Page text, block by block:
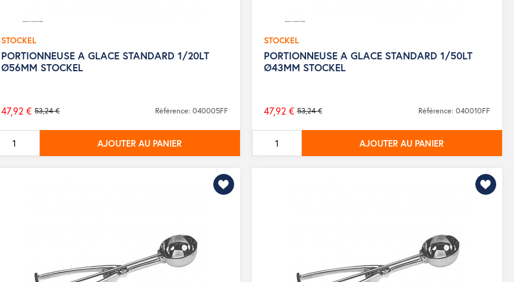
STOCKEL
PORTIONNEUSE A GLACE STANDARD 1/20LT
Ø56MM STOCKEL
Prix
de
base
53,24 €
47,92 € Référence: 040005FF
AJOUTER AU PANIER
STOCKEL
PORTIONNEUSE A GLACE STANDARD 1/50LT
Ø43MM STOCKEL
Prix
de
base
53,24 €
47,92 € Référence: 040010FF
AJOUTER AU PANIER